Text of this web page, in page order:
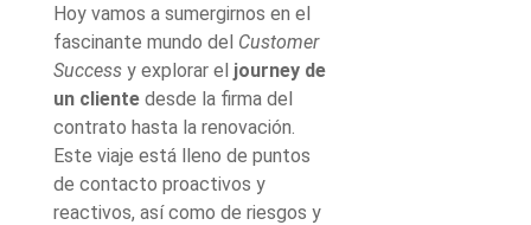
Hoy vamos a sumergirnos en el
fascinante mundo del Customer
Success y explorar el journey de
un cliente desde la firma del
contrato hasta la renovación.
Este viaje está lleno de puntos
de contacto proactivos y
reactivos, así como de riesgos y